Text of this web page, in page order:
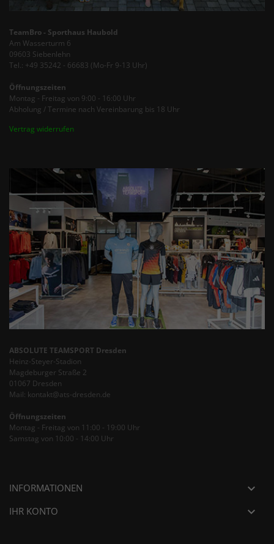
TeamBro - Sporthaus Haubold
Am Wasserturm 6
09603 Siebenlehn
Tel.: +49 35242 - 66683 (Mo-Fr 9-13 Uhr)
Öffnungszeiten
Montag - Freitag von 9:00 - 16:00 Uhr
Abholung / Termine nach Vereinbarung bis 18 Uhr
Vertrag widerrufen
ABSOLUTE TEAMSPORT Dresden
Heinz-Steyer-Stadion
Magdeburger Straße 2
01067 Dresden
Mail: kontakt@ats-dresden.de
Öffnungszeiten
Montag - Freitag von 11:00 - 19:00 Uhr
Samstag von 10:00 - 14:00 Uhr
INFORMATIONEN 
IHR KONTO 